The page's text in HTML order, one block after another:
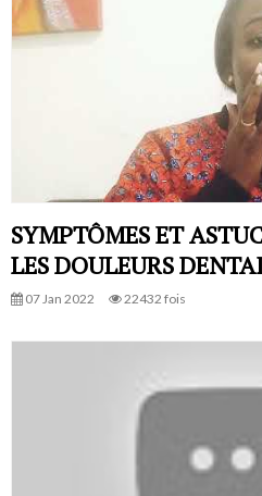
SYMPTÔMES ET
LES DOULEURS
07 Jan 2022 22432 fois